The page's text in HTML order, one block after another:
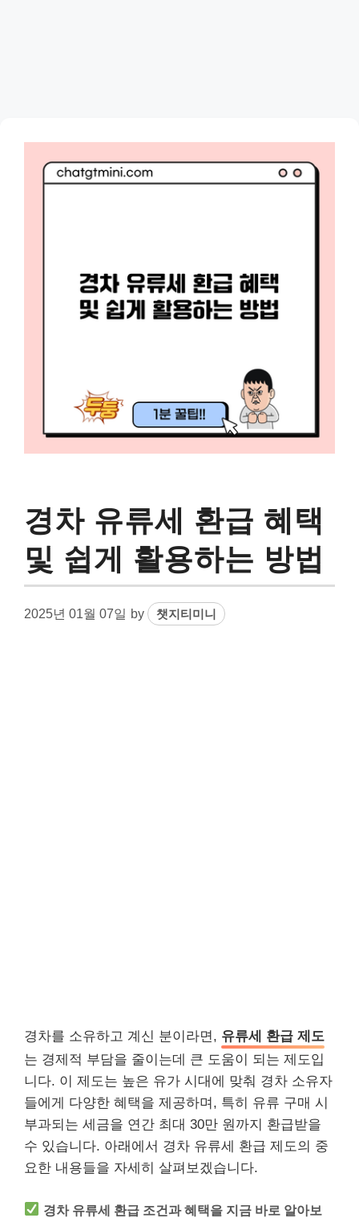
경차 유류세 환급 혜택
및 쉽게 활용하는 방법
2025년 01월 07일 by 챗지티미니
경차를 소유하고 계신 분이라면, 유류세 환급 제도
는 경제적 부담을 줄이는데 큰 도움이 되는 제도입
니다. 이 제도는 높은 유가 시대에 맞춰 경차 소유자
들에게 다양한 혜택을 제공하며, 특히 유류 구매 시
부과되는 세금을 연간 최대 30만 원까지 환급받을
수 있습니다. 아래에서 경차 유류세 환급 제도의 중
요한 내용들을 자세히 살펴보겠습니다.
경차 유류세 환급 조건과 혜택을 지금 바로 알아보